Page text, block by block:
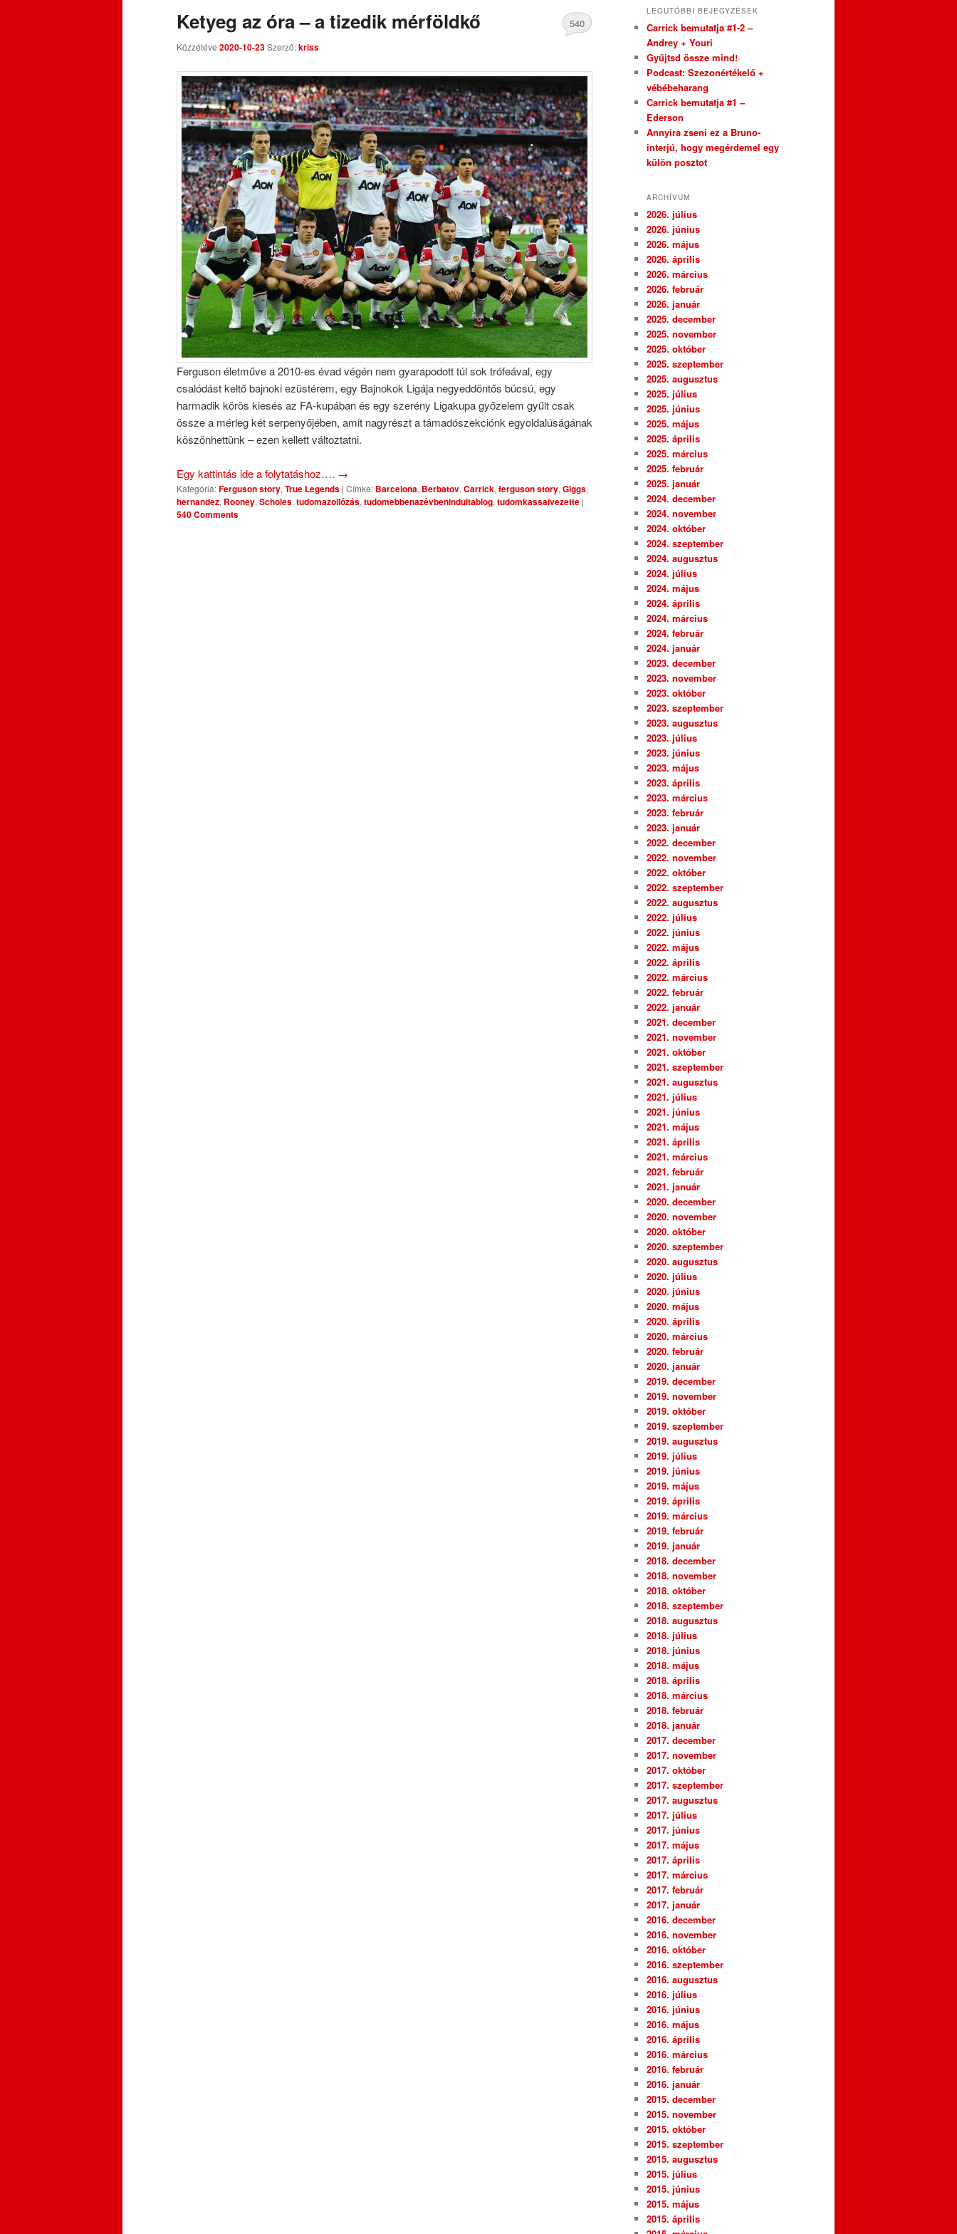
Ketyeg az óra – a tizedik mérföldkő
Közzétéve 2020-10-23Szerző:kriss
540
Ferguson életműve a 2010-es évad végén nem gyarapodott túl sok trófeával, egy
csalódást keltő bajnoki ezüstérem, egy Bajnokok Ligája negyeddöntős búcsú, egy
harmadik körös kiesés az FA-kupában és egy szerény Ligakupa győzelem gyűlt csak
össze a mérleg két serpenyőjében, amit nagyrészt a támadószekciónk egyoldalúságának
köszönhettünk – ezen kellett változtatni.
Egy kattintás ide a folytatáshoz…. →
Kategória:Ferguson story, True Legends | Címke: Barcelona, Berbatov, Carrick, ferguson story, Giggs,
hernandez, Rooney, Scholes, tudomazollózás, tudomebbenazévbenindultablog, tudomkassaivezette |
540 Comments
LEGUTÓBBI BEJEGYZÉSEK
Carrick bemutatja #1-2 –
Andrey + Youri
Gyűjtsd össze mind!
Podcast: Szezonértékelő +
vébébeharang
Carrick bemutatja #1 –
Ederson
Annyira zseni ez a Bruno-
interjú, hogy megérdemel egy
külön posztot
ARCHÍVUM
2026. július
2026. június
2026. május
2026. április
2026. március
2026. február
2026. január
2025. december
2025. november
2025. október
2025. szeptember
2025. augusztus
2025. július
2025. június
2025. május
2025. április
2025. március
2025. február
2025. január
2024. december
2024. november
2024. október
2024. szeptember
2024. augusztus
2024. július
2024. május
2024. április
2024. március
2024. február
2024. január
2023. december
2023. november
2023. október
2023. szeptember
2023. augusztus
2023. július
2023. június
2023. május
2023. április
2023. március
2023. február
2023. január
2022. december
2022. november
2022. október
2022. szeptember
2022. augusztus
2022. július
2022. június
2022. május
2022. április
2022. március
2022. február
2022. január
2021. december
2021. november
2021. október
2021. szeptember
2021. augusztus
2021. július
2021. június
2021. május
2021. április
2021. március
2021. február
2021. január
2020. december
2020. november
2020. október
2020. szeptember
2020. augusztus
2020. július
2020. június
2020. május
2020. április
2020. március
2020. február
2020. január
2019. december
2019. november
2019. október
2019. szeptember
2019. augusztus
2019. július
2019. június
2019. május
2019. április
2019. március
2019. február
2019. január
2018. december
2018. november
2018. október
2018. szeptember
2018. augusztus
2018. július
2018. június
2018. május
2018. április
2018. március
2018. február
2018. január
2017. december
2017. november
2017. október
2017. szeptember
2017. augusztus
2017. július
2017. június
2017. május
2017. április
2017. március
2017. február
2017. január
2016. december
2016. november
2016. október
2016. szeptember
2016. augusztus
2016. július
2016. június
2016. május
2016. április
2016. március
2016. február
2016. január
2015. december
2015. november
2015. október
2015. szeptember
2015. augusztus
2015. július
2015. június
2015. május
2015. április